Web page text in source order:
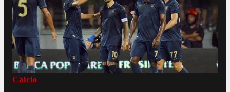
Calcio